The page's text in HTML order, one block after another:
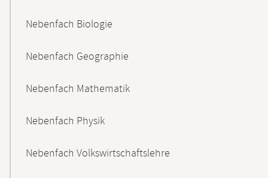
Nebenfach Biologie
Nebenfach Geographie
Nebenfach Mathematik
Nebenfach Physik
Nebenfach Volkswirtschaftslehre